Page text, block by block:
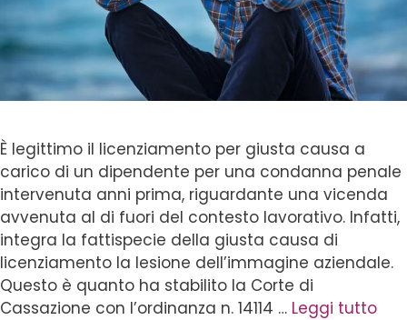
È legittimo il licenziamento per giusta causa a
carico di un dipendente per una condanna penale
intervenuta anni prima, riguardante una vicenda
avvenuta al di fuori del contesto lavorativo. Infatti,
integra la fattispecie della giusta causa di
licenziamento la lesione dell’immagine aziendale.
Questo è quanto ha stabilito la Corte di
Cassazione con l’ordinanza n. 14114 … Leggi tutto